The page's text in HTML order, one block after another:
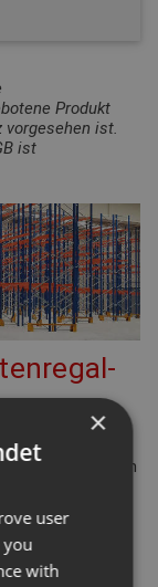
Produkt
ist.
ist
gibt es
Viele davon
Aber
Rolle.
Wie hoch
×
user
you
with